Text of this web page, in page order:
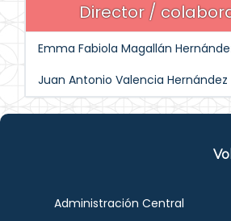
Director /
Emma Fabiola Magallán
Juan Antonio Valencia Hernández
Administración Central